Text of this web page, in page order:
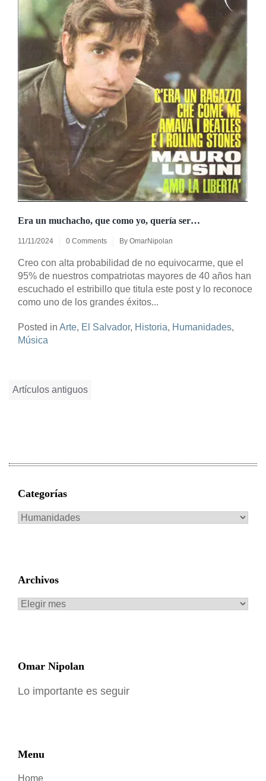
Era un muchacho, que como yo, quería ser…
11/11/2024 0 Comments By OmarNipolan
Creo con alta probabilidad de no equivocarme, que el
95% de nuestros compatriotas mayores de 40 años han
escuchado el estribillo que titula este post y lo reconoce
como uno de los grandes éxitos...
Posted in Arte, El Salvador, Historia, Humanidades,
Música
Navegación
Artículos antiguos
Categorías
Categorías
Archivos
Archivos
Omar Nipolan
Lo importante es seguir
Menu
Home